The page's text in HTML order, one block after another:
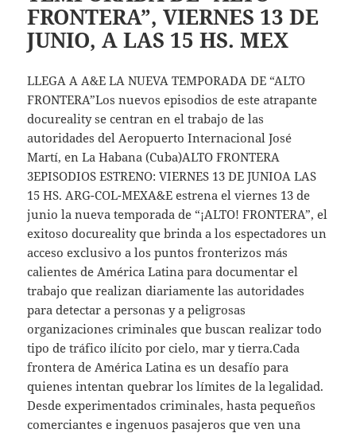
FRONTERA”, VIERNES 13 DE
JUNIO, A LAS 15 HS. MEX
LLEGA A A&E LA NUEVA TEMPORADA DE “ALTO
FRONTERA”Los nuevos episodios de este atrapante
docureality se centran en el trabajo de las
autoridades del Aeropuerto Internacional José
Martí, en La Habana (Cuba)ALTO FRONTERA
3EPISODIOS ESTRENO: VIERNES 13 DE JUNIOA LAS
15 HS. ARG-COL-MEXA&E estrena el viernes 13 de
junio la nueva temporada de “¡ALTO! FRONTERA”, el
exitoso docureality que brinda a los espectadores un
acceso exclusivo a los puntos fronterizos más
calientes de América Latina para documentar el
trabajo que realizan diariamente las autoridades
para detectar a personas y a peligrosas
organizaciones criminales que buscan realizar todo
tipo de tráfico ilícito por cielo, mar y tierra.Cada
frontera de América Latina es un desafío para
quienes intentan quebrar los límites de la legalidad.
Desde experimentados criminales, hasta pequeños
comerciantes e ingenuos pasajeros que ven una